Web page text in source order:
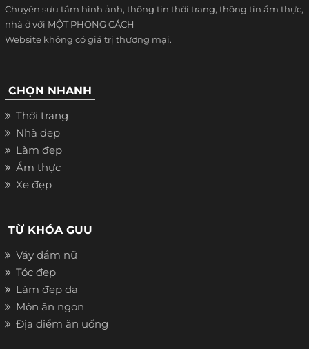
Chuyên sưu tầm hình ảnh, thông tin thời trang, thông tin ẩm thực,
nhà ở với MỘT PHONG CÁCH
Website không có giá trị thương mại.
CHỌN NHANH
Thời trang
Nhà đẹp
Làm đẹp
Ẩm thực
Xe đẹp
TỪ KHÓA GUU
Váy đầm nữ
Tóc đẹp
Làm đẹp da
Món ăn ngon
Địa điểm ăn uống